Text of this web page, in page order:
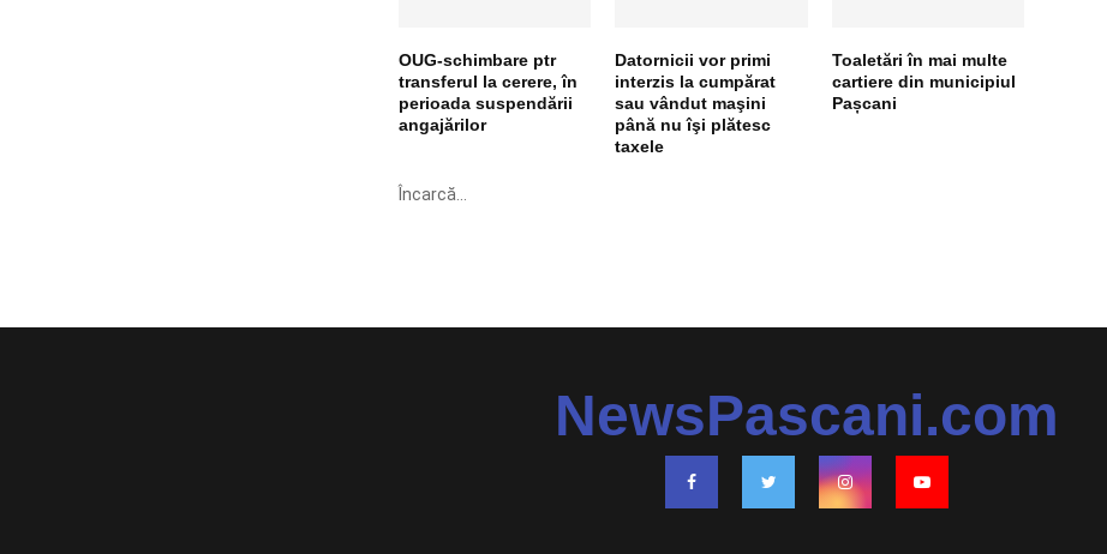
OUG-schimbare ptr
transferul la cerere, în
perioada suspendării
angajărilor
Datornicii vor primi
interzis la cumpărat
sau vândut maşini
până nu îşi plătesc
taxele
Toaletări în mai multe
cartiere din municipiul
Pașcani
Încarcă...
NewsPascani.com